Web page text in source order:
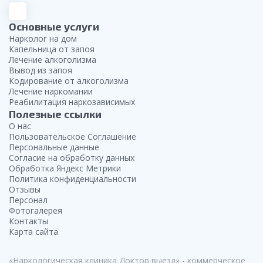
Основные услуги
Нарколог на дом
Капельница от запоя
Лечение алкоголизма
Вывод из запоя
Кодирование от алкоголизма
Лечение наркомании
Реабилитация наркозависимых
Полезные ссылки
О нас
Пользовательское Соглашение
Персональные данные
Согласие на обработку данных
Обработка Яндекс Метрики
Политика конфиденциальности
Отзывы
Персонал
Фотогалерея
Контакты
Карта сайта
«Наркологическая клиника Доктор выезд» - коммерческое
Воронеж
Пермь